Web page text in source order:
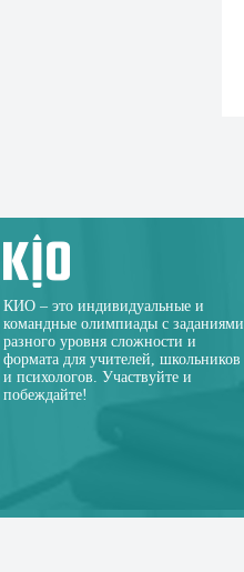
КИО – это индивидуальные и
командные олимпиады с заданиями
разного уровня сложности и
формата для учителей, школьников
и психологов. Участвуйте и
побеждайте!